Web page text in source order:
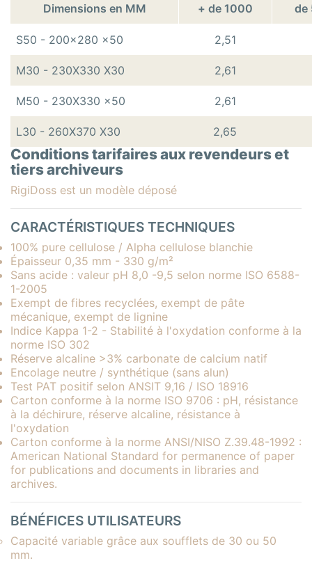
Dimensions en MM + de 1000 de
S50 - 200x280 x50 2,51
M30 - 230X330 X30 2,61
M50 - 230X330 x50 2,61
L30 - 260X370 X30 2,65
Conditions tarifaires aux revendeurs et
tiers archiveurs
RigiDoss est un modèle déposé
CARACTÉRISTIQUES TECHNIQUES
100% pure cellulose / Alpha cellulose blanchie
Épaisseur 0,35 mm - 330 g/m²
Sans acide : valeur pH 8,0 -9,5 selon norme ISO 6588-
1-2005
Exempt de fibres recyclées, exempt de pâte
mécanique, exempt de lignine
Indice Kappa 1-2 - Stabilité à l'oxydation conforme à la
norme ISO 302
Réserve alcaline >3% carbonate de calcium natif
Encolage neutre / synthétique (sans alun)
Test PAT positif selon ANSIT 9,16 / ISO 18916
Carton conforme à la norme ISO 9706 : pH, résistance
à la déchirure, réserve alcaline, résistance à
l'oxydation
Carton conforme à la norme ANSI/NISO Z.39.48-1992 :
American National Standard for permanence of paper
for publications and documents in libraries and
archives.
BÉNÉFICES UTILISATEURS
Capacité variable grâce aux soufflets de 30 ou 50
mm.